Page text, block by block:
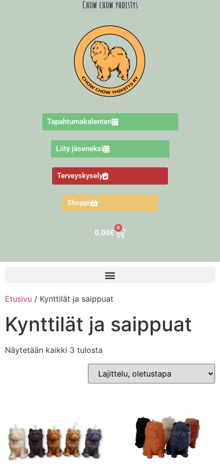
Chow chow yhdistys
Tapahtumakalenteri
Liity jäseneksi
Terveyskysely
Shoppi
0,00€
0
Etusivu / Kynttilät ja saippuat
Kynttilät ja saippuat
Näytetään kaikki 3 tulosta